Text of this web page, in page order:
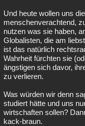
Und heute wollen uns
menschenverachtend,
nutzen was sie haben,
Globalisten, die am
ist das natürlich
Wahrheit fürchten sie
ängstigen sich davor,
zu verlieren.
Was würden wir denn
studiert hätte und uns
wirtschaften sollen?
kack-braun.